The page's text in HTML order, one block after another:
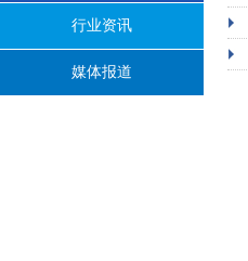
行业资讯
媒体报道